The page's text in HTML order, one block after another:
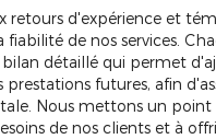
retours d'expérience et
fiabilité de nos services.
bilan détaillé qui permet
prestations futures, afin
Nous mettons un point
de nos clients et à